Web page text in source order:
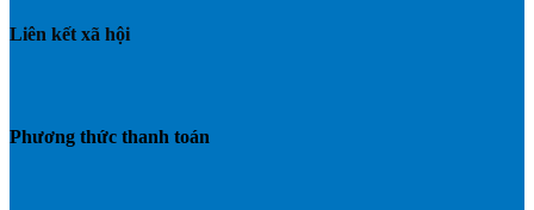
Liên kết xã hội
Phương thức thanh toán